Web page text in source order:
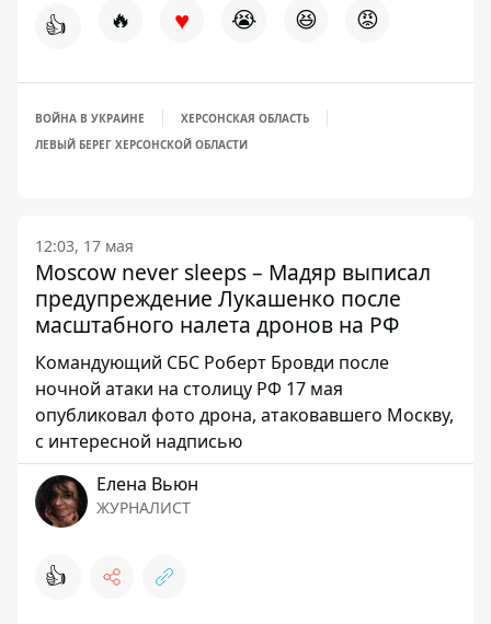
👍 🔥 ♥ 😭 😆 😡
ВОЙНА В УКРАИНЕ
ХЕРСОНСКАЯ ОБЛАСТЬ
ЛЕВЫЙ БЕРЕГ ХЕРСОНСКОЙ ОБЛАСТИ
12:03, 17 мая
Moscow never sleeps – Мадяр выписал
предупреждение Лукашенко после
масштабного налета дронов на РФ
Командующий СБС Роберт Бровди после
ночной атаки на столицу РФ 17 мая
опубликовал фото дрона, атаковавшего Москву,
с интересной надписью
Елена Вьюн
ЖУРНАЛИСТ
👍